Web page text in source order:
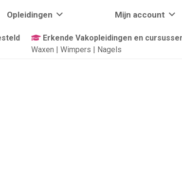
Opleidingen Mijn account
Erkende Vakopleidingen en
Waxen | Wimpers | Nagels